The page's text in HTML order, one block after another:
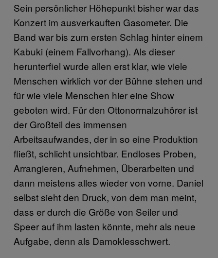
Sein persönlicher Höhepunkt bisher war das
Konzert im ausverkauften Gasometer. Die
Band war bis zum ersten Schlag hinter einem
Kabuki (einem Fallvorhang). Als dieser
herunterfiel wurde allen erst klar, wie viele
Menschen wirklich vor der Bühne stehen und
für wie viele Menschen hier eine Show
geboten wird. Für den Ottonormalzuhörer ist
der Großteil des immensen
Arbeitsaufwandes, der in so eine Produktion
fließt, schlicht unsichtbar. Endloses Proben,
Arrangieren, Aufnehmen, Überarbeiten und
dann meistens alles wieder von vorne. Daniel
selbst sieht den Druck, von dem man meint,
dass er durch die Größe von Seiler und
Speer auf ihm lasten könnte, mehr als neue
Aufgabe, denn als Damoklesschwert.